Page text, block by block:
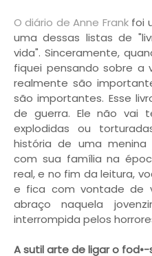
O diário de Anne Frankfoi
uma dessas listas de
vida". Sinceramente,
fiquei pensando sobre a
realmente são
são importantes. Esse
de guerra. Ele não vai
explodidas ou
história de uma
com sua família na
real, e no fim da leitura,
e fica com vontade de
abraço naquela
interrompida pelos
A sutil arte de ligar o fod•-